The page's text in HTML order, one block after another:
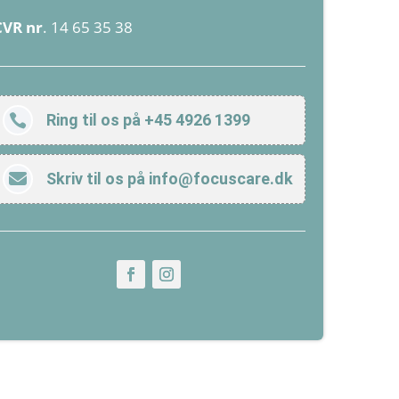
nr. 14 65 35 38
 Ring til os på +45 4926 1399
 Skriv til os på info@focuscare.dk